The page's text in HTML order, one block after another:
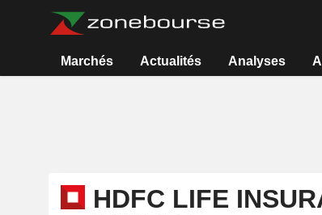
Marchés Actualités Analyses
HDFC LIFE